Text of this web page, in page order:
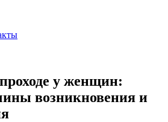
у женщин:
возникновения и